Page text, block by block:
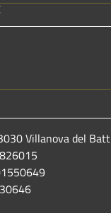
Villanova del